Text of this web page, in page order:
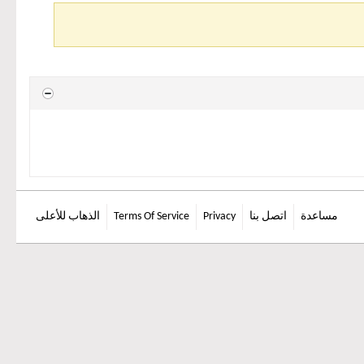
مساعدة اتصل بنا Privacy
Terms Of Service الذهاب للأعلى